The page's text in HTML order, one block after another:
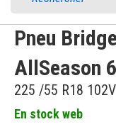
Pneu
AllSeason 6
225 /55 R18 102V
En stock web